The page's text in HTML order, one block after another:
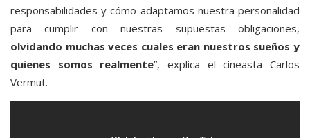
responsabilidades y cómo adaptamos nuestra personalidad
para cumplir con nuestras supuestas obligaciones,
olvidando muchas veces cuales eran nuestros sueños y
quienes somos realmente”, explica el cineasta Carlos
Vermut.